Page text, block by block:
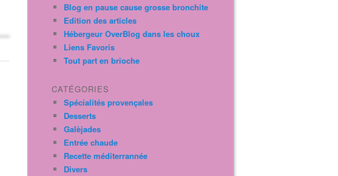
Blog en pause cause grosse bronchite
Edition des articles
Hébergeur OverBlog dans les choux
Liens Favoris
Tout part en brioche
CATÉGORIES
Spécialités provençales
Desserts
Galèjades
Entrée chaude
Recette méditerrannée
Divers